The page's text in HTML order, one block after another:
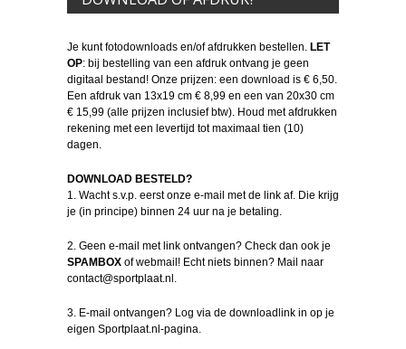
Je kunt fotodownloads en/of afdrukken bestellen. LET
OP: bij bestelling van een afdruk ontvang je geen
digitaal bestand! Onze prijzen: een download is € 6,50.
Een afdruk van 13x19 cm € 8,99 en een van 20x30 cm
€ 15,99 (alle prijzen inclusief btw). Houd met afdrukken
rekening met een levertijd tot maximaal tien (10)
dagen.
DOWNLOAD BESTELD?
1. Wacht s.v.p. eerst onze e-mail met de link af. Die krijg
je (in principe) binnen 24 uur na je betaling.
2. Geen e-mail met link ontvangen? Check dan ook je
SPAMBOX of webmail! Echt niets binnen? Mail naar
contact@sportplaat.nl.
3. E-mail ontvangen? Log via de downloadlink in op je
eigen Sportplaat.nl-pagina.